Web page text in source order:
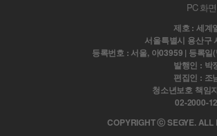
PC 화면
제호 : 세계
서울특별시 용산구
등록번호 : 서울, 아03959 | 등록
발행인 : 박
편집인 : 조
청소년보호 책임
02-2000-
COPYRIGHT ⓒ SEGYE. ALL